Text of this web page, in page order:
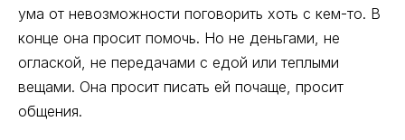
ума от невозможности поговорить хоть с кем-то. В
конце она просит помочь. Но не деньгами, не
оглаской, не передачами с едой или теплыми
вещами. Она просит писать ей почаще, просит
общения.